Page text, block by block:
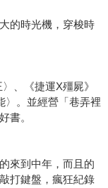
的時光機，穿梭時
、《捷運X殭屍》
〉。並經營「巷弄裡
書。
來到中年，而且的
打鍵盤，瘋狂紀錄